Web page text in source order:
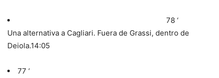
78 ‘
Una alternativa a Cagliari. Fuera de Grassi, dentro de
Deiola.14:05
77 ‘